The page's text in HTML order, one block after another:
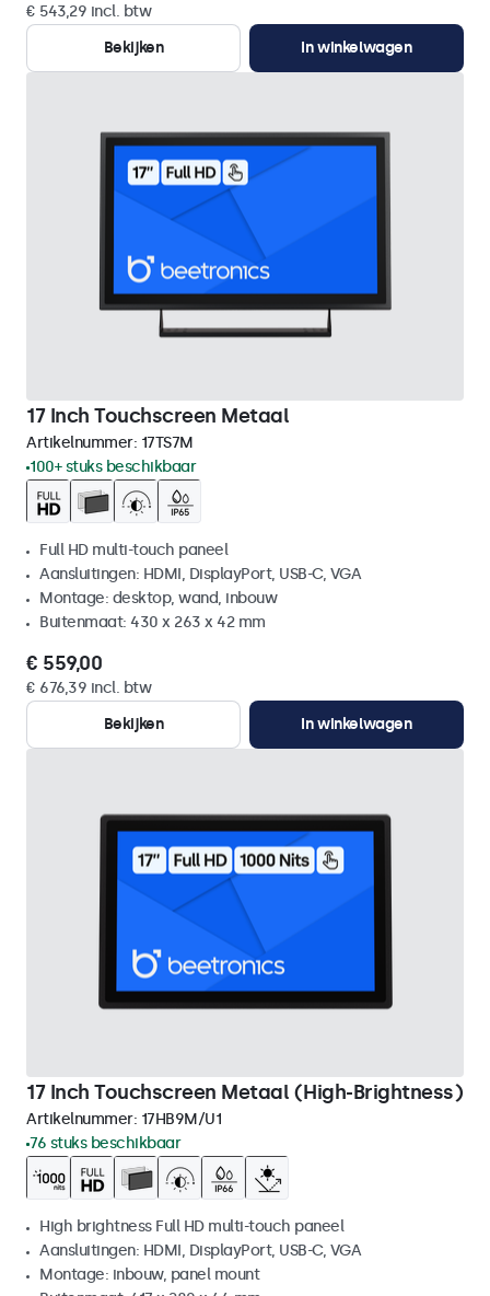
€ 543,29 incl. btw
Bekijken
In winkelwagen
17 Inch Touchscreen Metaal
Artikelnummer: 17TS7M
100+ stuks beschikbaar
Full HD multi-touch paneel
Aansluitingen: HDMI, DisplayPort, USB-C, VGA
Montage: desktop, wand, inbouw
Buitenmaat: 430 x 263 x 42 mm
€ 559,00
€ 676,39 incl. btw
Bekijken
In winkelwagen
17 Inch Touchscreen Metaal (High-Brightness)
Artikelnummer: 17HB9M/U1
76 stuks beschikbaar
High brightness Full HD multi-touch paneel
Aansluitingen: HDMI, DisplayPort, USB-C, VGA
Montage: inbouw, panel mount